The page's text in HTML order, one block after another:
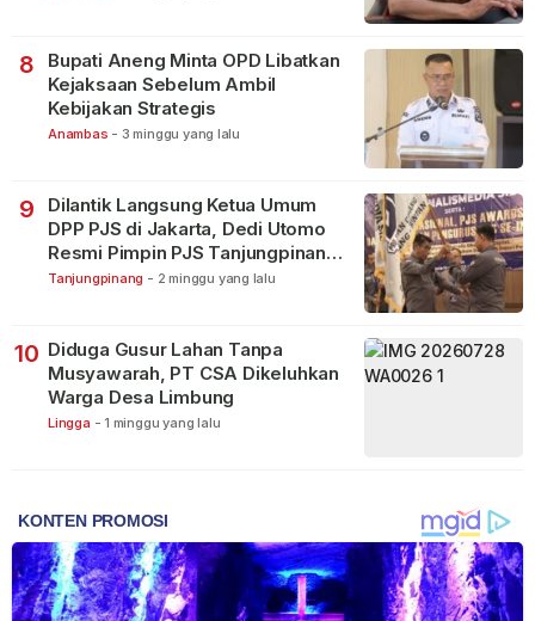
8
Bupati Aneng Minta OPD Libatkan
Kejaksaan Sebelum Ambil
Kebijakan Strategis
Anambas - 3 minggu yang lalu
9
Dilantik Langsung Ketua Umum
DPP PJS di Jakarta, Dedi Utomo
Resmi Pimpin PJS Tanjungpinang-
Bintan
Tanjungpinang - 2 minggu yang lalu
10 Diduga Gusur Lahan Tanpa
Musyawarah, PT CSA Dikeluhkan
Warga Desa Limbung
Lingga - 1 minggu yang lalu